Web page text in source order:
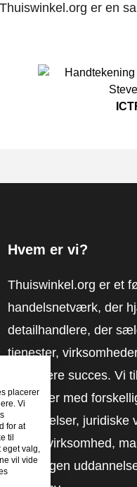
er en
Hvem er vi?
Thuiswinkel.org er et
handelsnetværk, der
detailhandlere, der
tjenester,
at få mere succes. Vi
løsninger med
anmeldelser, juridiske
fortalervirksomhed,
vores egen
placerer
Vi
for at
til
eget valg,
vil vide